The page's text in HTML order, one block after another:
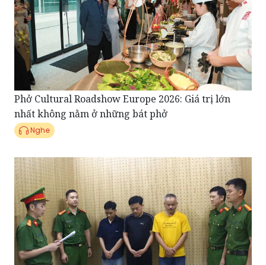
Phở Cultural Roadshow Europe 2026: Giá trị lớn
nhất không nằm ở những bát phở
Nghe